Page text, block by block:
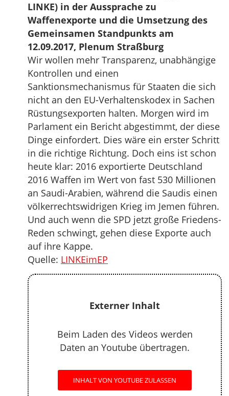
LINKE) in der Aussprache zu
Waffenexporte und die Umsetzung des
Gemeinsamen Standpunkts am
12.09.2017, Plenum Straßburg
Wir wollen mehr Transparenz, unabhängige
Kontrollen und einen
Sanktionsmechanismus für Staaten die sich
nicht an den EU-Verhaltenskodex in Sachen
Rüstungsexporten halten. Morgen wird im
Parlament ein Bericht abgestimmt, der diese
Dinge einfordert. Dies wäre ein erster Schritt
in die richtige Richtung. Doch eins ist schon
heute klar: 2016 exportierte Deutschland
2016 Waffen im Wert von fast 530 Millionen
an Saudi-Arabien, während die Saudis einen
völkerrechtswidrigen Krieg im Jemen führen.
Und auch wenn die SPD jetzt große Friedens-
Reden schwingt, gehen diese Exporte auch
auf ihre Kappe.
Quelle: LINKEimEP
Externer Inhalt
Beim Laden des Videos werden
Daten an Youtube übertragen.
INHALT VON YOUTUBE ZULASSEN